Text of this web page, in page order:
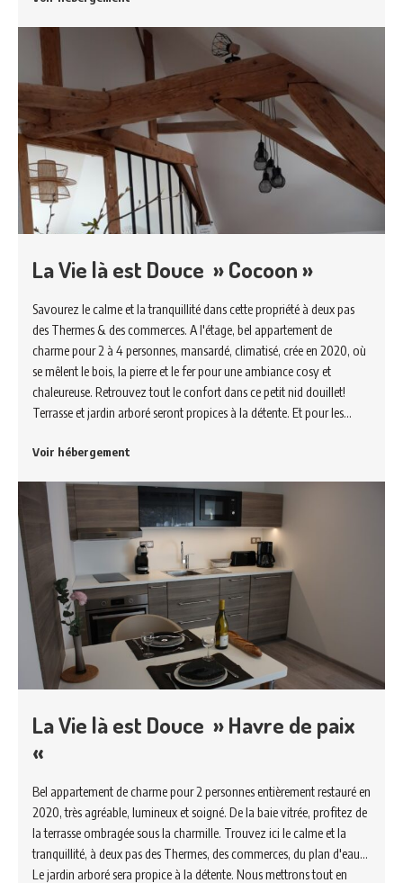
La Vie là est Douce » Cocoon »
Savourez le calme et la tranquillité dans cette propriété à deux pas
des Thermes & des commerces. A l'étage, bel appartement de
charme pour 2 à 4 personnes, mansardé, climatisé, crée en 2020, où
se mêlent le bois, la pierre et le fer pour une ambiance cosy et
chaleureuse. Retrouvez tout le confort dans ce petit nid douillet!
Terrasse et jardin arboré seront propices à la détente. Et pour les…
Voir hébergement
La Vie là est Douce » Havre de paix
«
Bel appartement de charme pour 2 personnes entièrement restauré en
2020, très agréable, lumineux et soigné. De la baie vitrée, profitez de
la terrasse ombragée sous la charmille. Trouvez ici le calme et la
tranquillité, à deux pas des Thermes, des commerces, du plan d'eau...
Le jardin arboré sera propice à la détente. Nous mettrons tout en